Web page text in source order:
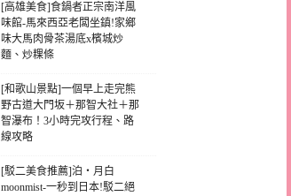
[高雄美食]食鍋者正宗南洋風
味館-馬來西亞老闆坐鎮!家鄉
味大馬肉骨茶湯底x檳城炒
麵、炒粿條
[和歌山景點]一個早上走完熊
野古道大門坂＋那智大社＋那
智瀑布！3小時完攻行程、路
線攻略
[駁二美食推薦]泊・月白
moonmist-一秒到日本!駁二絕